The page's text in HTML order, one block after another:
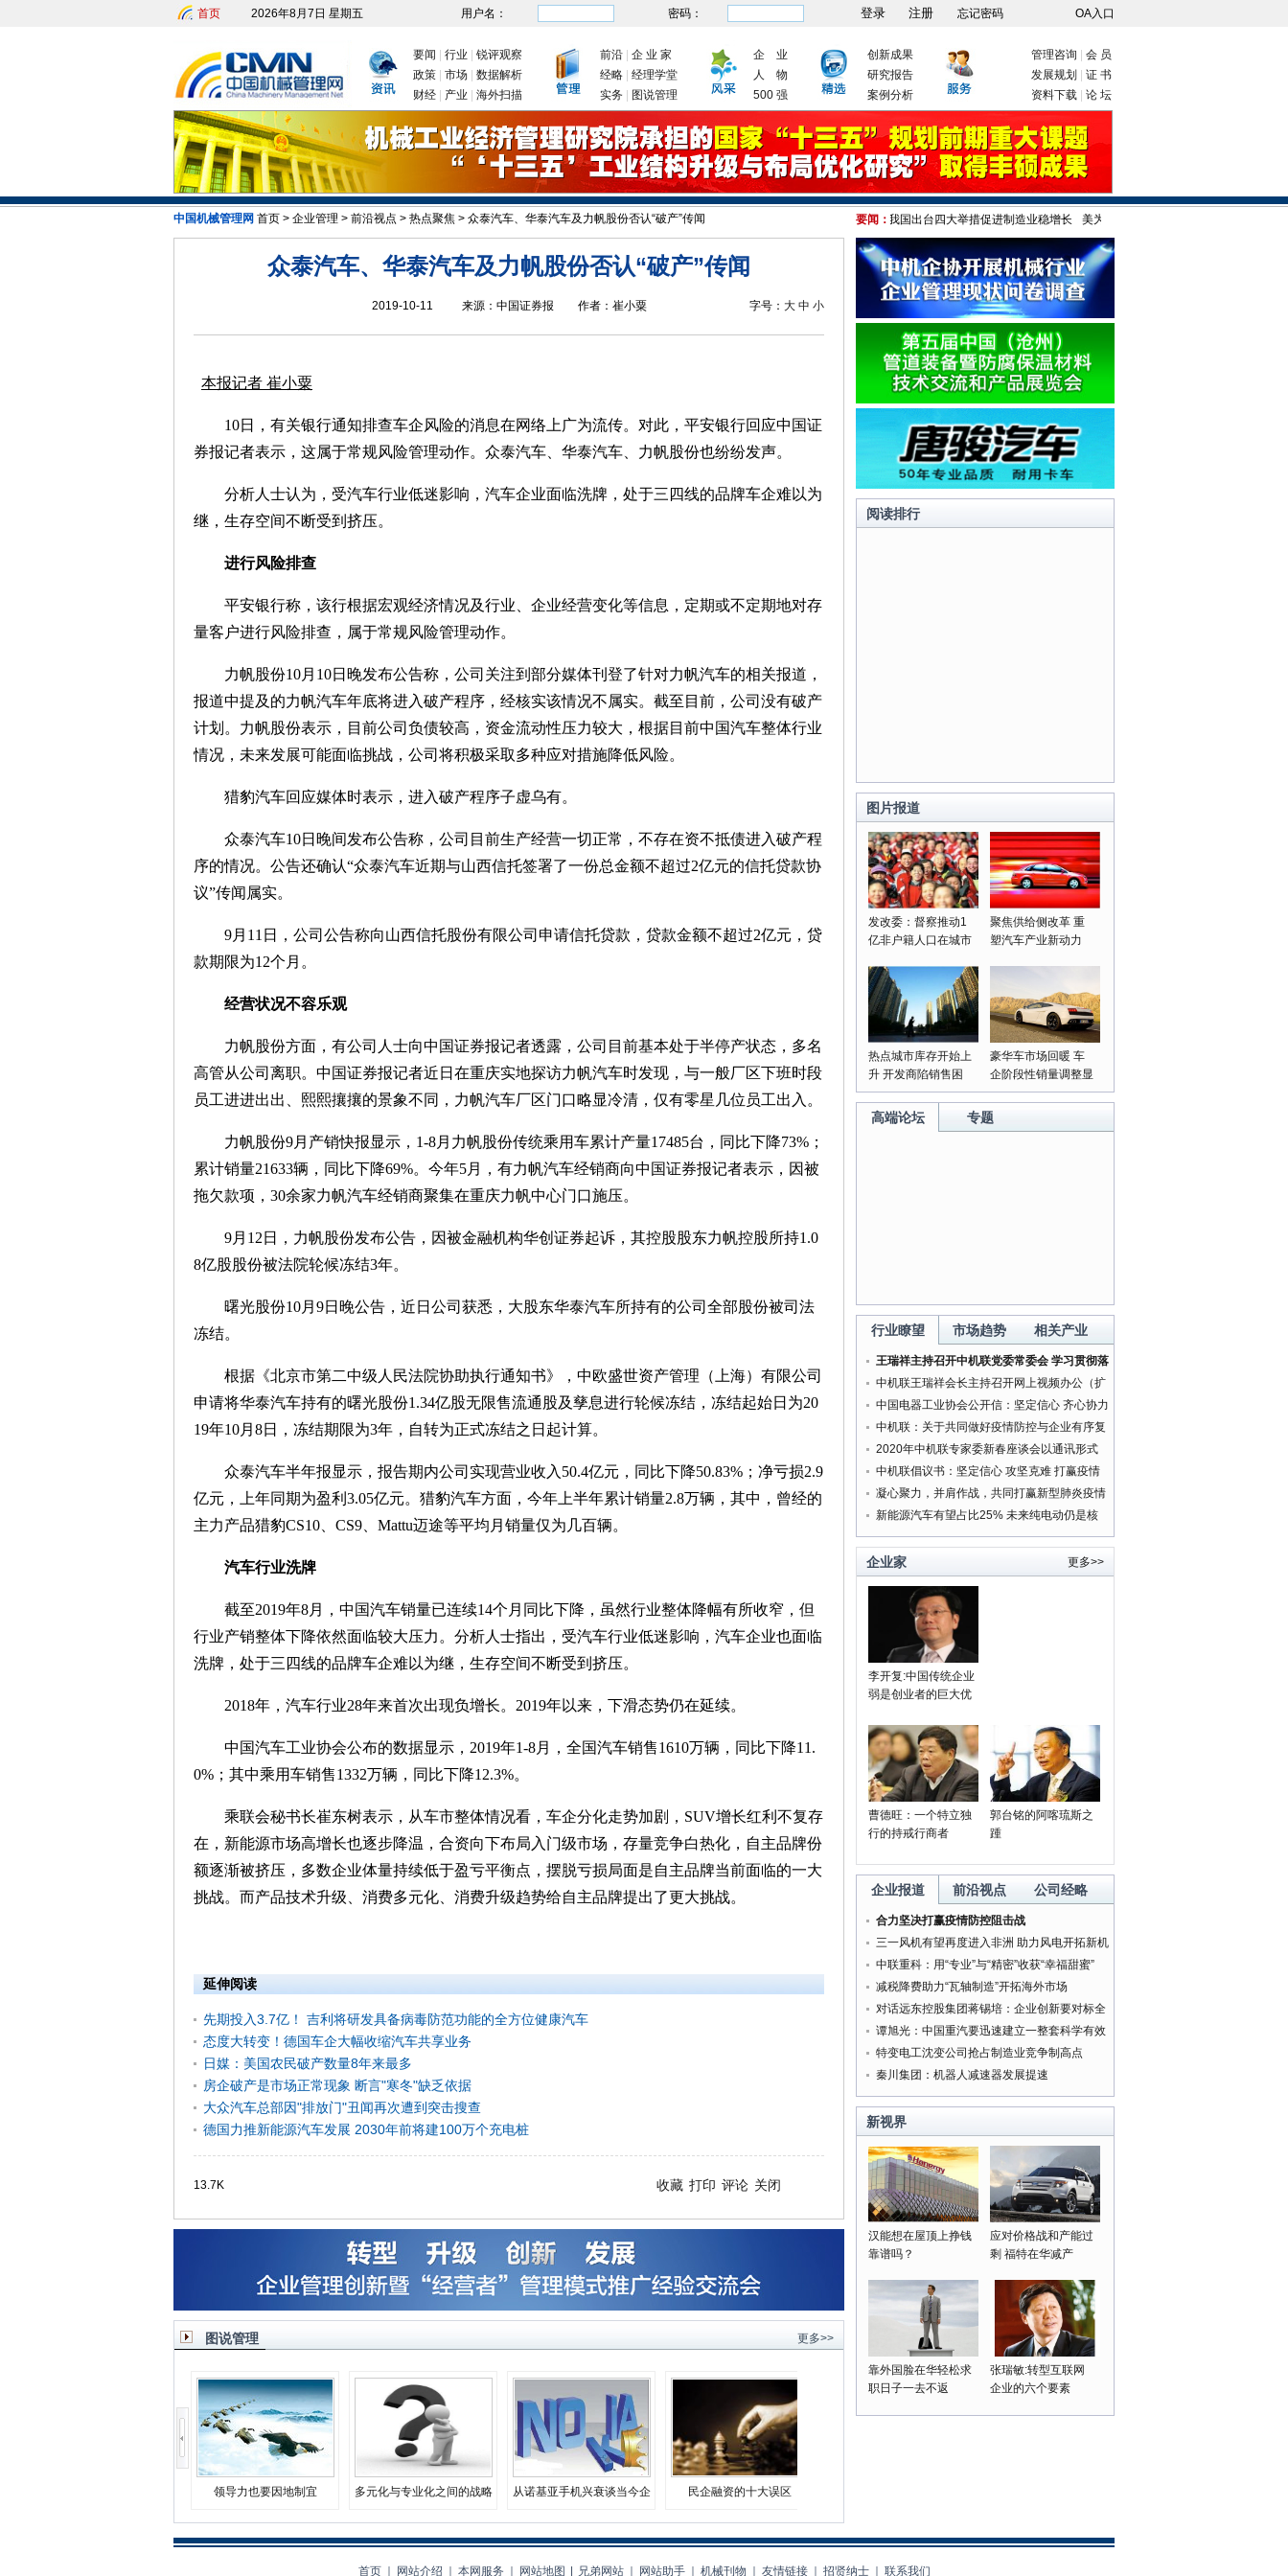
首页 2026年8月7日 星期五 用户名： 密码： 忘记密码 OA入口
要闻 行业
锐评观察
政策
市场
数据解析
财经
产业 海外扫描
前沿
企 业 家
经略
经理学堂
实务
图说管理
企 业
人 物
500 强
创新成果
研究报告
案例分析
管理咨询
会 员
发展规划
证 书
资料下载
论 坛
中国机械管理网 首页 > 企业管理 > 前沿视点 > 热点聚焦 > 众泰汽车、华泰汽车及力帆股份否认“破产”传闻 要闻：
发改委：九大举措有序推动企业复工复产 新年首次国务院常务会议为何聚焦制造业 我国出台四大举措促进制造业稳增长 美为何对"中国制造"疑神疑鬼 港媒:只因伤自
众泰汽车、华泰汽车及力帆股份否认“破产”传闻
字号： 大 中 小
2019-10-11 来源： 中国证券报 作者： 崔小粟
本报记者 崔小粟
10日，有关银行通知排查车企风险的消息在网络上广为流传。对此，平安银行回应中国证
券报记者表示，这属于常规风险管理动作。众泰汽车、华泰汽车、力帆股份也纷纷发声。
分析人士认为，受汽车行业低迷影响，汽车企业面临洗牌，处于三四线的品牌车企难以为
继，生存空间不断受到挤压。
进行风险排查
平安银行称，该行根据宏观经济情况及行业、企业经营变化等信息，定期或不定期地对存
量客户进行风险排查，属于常规风险管理动作。
力帆股份10月10日晚发布公告称，公司关注到部分媒体刊登了针对力帆汽车的相关报道，
报道中提及的力帆汽车年底将进入破产程序，经核实该情况不属实。截至目前，公司没有破产
计划。力帆股份表示，目前公司负债较高，资金流动性压力较大，根据目前中国汽车整体行业
情况，未来发展可能面临挑战，公司将积极采取多种应对措施降低风险。
猎豹汽车回应媒体时表示，进入破产程序子虚乌有。
众泰汽车10日晚间发布公告称，公司目前生产经营一切正常，不存在资不抵债进入破产程
序的情况。公告还确认“众泰汽车近期与山西信托签署了一份总金额不超过2亿元的信托贷款协
议”传闻属实。
9月11日，公司公告称向山西信托股份有限公司申请信托贷款，贷款金额不超过2亿元，贷
款期限为12个月。
经营状况不容乐观
力帆股份方面，有公司人士向中国证券报记者透露，公司目前基本处于半停产状态，多名
高管从公司离职。中国证券报记者近日在重庆实地探访力帆汽车时发现，与一般厂区下班时段
员工进进出出、熙熙攘攘的景象不同，力帆汽车厂区门口略显冷清，仅有零星几位员工出入。
力帆股份9月产销快报显示，1-8月力帆股份传统乘用车累计产量17485台，同比下降73%；
累计销量21633辆，同比下降69%。今年5月，有力帆汽车经销商向中国证券报记者表示，因被
拖欠款项，30余家力帆汽车经销商聚集在重庆力帆中心门口施压。
9月12日，力帆股份发布公告，因被金融机构华创证券起诉，其控股股东力帆控股所持1.0
8亿股股份被法院轮候冻结3年。
曙光股份10月9日晚公告，近日公司获悉，大股东华泰汽车所持有的公司全部股份被司法
冻结。
根据《北京市第二中级人民法院协助执行通知书》，中欧盛世资产管理（上海）有限公司
申请将华泰汽车持有的曙光股份1.34亿股无限售流通股及孳息进行轮候冻结，冻结起始日为20
19年10月8日，冻结期限为3年，自转为正式冻结之日起计算。
众泰汽车半年报显示，报告期内公司实现营业收入50.4亿元，同比下降50.83%；净亏损2.9
亿元，上年同期为盈利3.05亿元。猎豹汽车方面，今年上半年累计销量2.8万辆，其中，曾经的
主力产品猎豹CS10、CS9、Mattu迈途等平均月销量仅为几百辆。
汽车行业洗牌
截至2019年8月，中国汽车销量已连续14个月同比下降，虽然行业整体降幅有所收窄，但
行业产销整体下降依然面临较大压力。分析人士指出，受汽车行业低迷影响，汽车企业也面临
洗牌，处于三四线的品牌车企难以为继，生存空间不断受到挤压。
2018年，汽车行业28年来首次出现负增长。2019年以来，下滑态势仍在延续。
中国汽车工业协会公布的数据显示，2019年1-8月，全国汽车销售1610万辆，同比下降11.
0%；其中乘用车销售1332万辆，同比下降12.3%。
乘联会秘书长崔东树表示，从车市整体情况看，车企分化走势加剧，SUV增长红利不复存
在，新能源市场高增长也逐步降温，合资向下布局入门级市场，存量竞争白热化，自主品牌份
额逐渐被挤压，多数企业体量持续低于盈亏平衡点，摆脱亏损局面是自主品牌当前面临的一大
挑战。而产品技术升级、消费多元化、消费升级趋势给自主品牌提出了更大挑战。
延伸阅读
先期投入3.7亿！ 吉利将研发具备病毒防范功能的全方位健康汽车
态度大转变！德国车企大幅收缩汽车共享业务
日媒：美国农民破产数量8年来最多
房企破产是市场正常现象 断言"寒冬"缺乏依据
大众汽车总部因"排放门"丑闻再次遭到突击搜查
德国力推新能源汽车发展 2030年前将建100万个充电桩
13.7K 收藏 打印 评论 关闭
图说管理 更多>>
领导力也要因地制宜
多元化与专业化之间的战略
从诺基亚手机兴衰谈当今企
民企融资的十大误区
阅读排行
图片报道
发改委：督察推动1
亿非户籍人口在城市
聚焦供给侧改革 重
塑汽车产业新动力
热点城市库存开始上
升 开发商陷销售困
局
豪华车市场回暖 车
企阶段性销量调整显
成果
高端论坛 专题
行业瞭望 市场趋势 相关产业
王瑞祥主持召开中机联党委常委会 学习贯彻落
实中央精神研究部署有关工作
中机联王瑞祥会长主持召开网上视频办公（扩
大）会
中国电器工业协会公开信：坚定信心 齐心协力
打赢新型肺炎疫情防控阻击战
中机联：关于共同做好疫情防控与企业有序复
工复产服务工作的通知
2020年中机联专家委新春座谈会以通讯形式
按时召开
中机联倡议书：坚定信心 攻坚克难 打赢疫情
防控人民战争
凝心聚力，并肩作战，共同打赢新型肺炎疫情
防控阻击战
新能源汽车有望占比25% 未来纯电动仍是核
心方向
企业家 更多>>
李开复:中国传统企业
弱是创业者的巨大优
曹德旺：一个特立独
行的持戒行商者
郭台铭的阿喀琉斯之
踵
企业报道 前沿视点 公司经略
合力坚决打赢疫情防控阻击战
三一风机有望再度进入非洲 助力风电开拓新机
遇
中联重科：用“专业”与“精密”收获“幸福甜蜜”
减税降费助力“瓦轴制造”开拓海外市场
对话远东控股集团蒋锡培：企业创新要对标全
球最好的企业
谭旭光：中国重汽要迅速建立一整套科学有效
的管理体系
特变电工沈变公司抢占制造业竞争制高点
秦川集团：机器人减速器发展提速
新视界
汉能想在屋顶上挣钱
靠谱吗？
应对价格战和产能过
剩 福特在华减产
靠外国脸在华轻松求
职日子一去不返
张瑞敏:转型互联网
企业的六个要素
首页 ｜ 网站介绍 ｜ 本网服务 ｜ 网站地图 | 兄弟网站 ｜ 网站助手 ｜ 机械刊物 ｜ 友情链接 ｜ 招贤纳士 ｜ 联系我们